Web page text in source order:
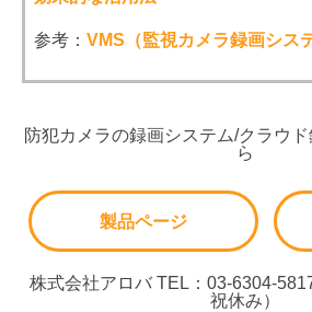
参考： VMS（監視カメラ録画シス
防犯カメラの録画システム/クラウ
ら
製品ページ
株式会社アロバ TEL：03-6304-
祝休み）